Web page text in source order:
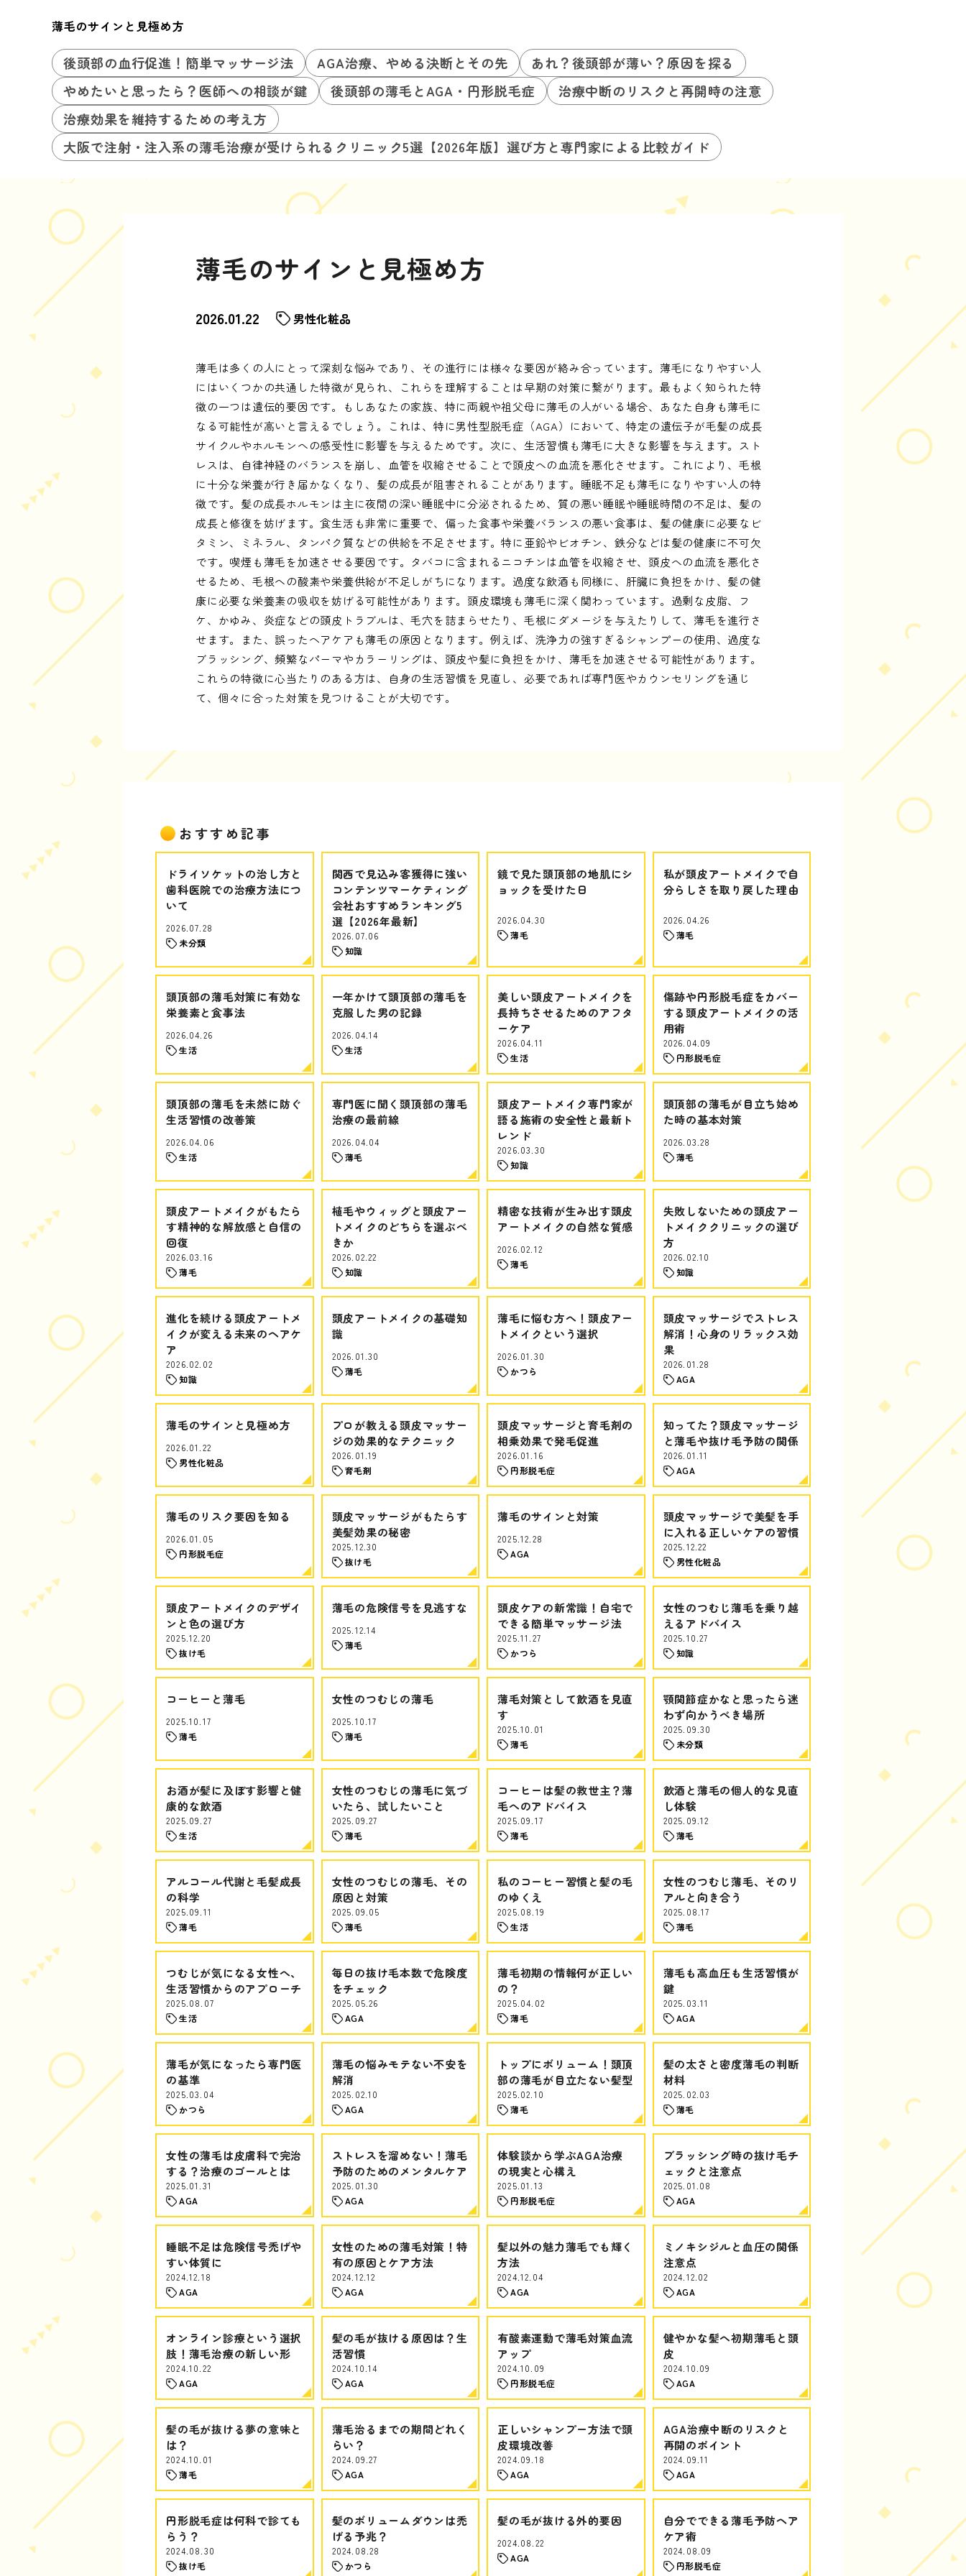
薄毛のサインと見極め方
後頭部の血行促進！簡単マッサージ法 AGA治療、やめる決断とその先
あれ？後頭部が薄い？原因を探る
やめたいと思ったら？医師への相談が鍵
後頭部の薄毛とAGA・円形脱毛症
治療中断のリスクと再開時の注意
治療効果を維持するための考え方
大阪で注射・注入系の薄毛治療が受けられるクリニック5選【2026年版】選び方と専門家による比較ガイド
薄毛のサインと見極め方
2026.01.22 男性化粧品
薄毛は多くの人にとって深刻な悩みであり、その進行には様々な要因が絡み合っています。薄毛になりやすい人
にはいくつかの共通した特徴が見られ、これらを理解することは早期の対策に繋がります。最もよく知られた特
徴の一つは遺伝的要因です。もしあなたの家族、特に両親や祖父母に薄毛の人がいる場合、あなた自身も薄毛に
なる可能性が高いと言えるでしょう。これは、特に男性型脱毛症（AGA）において、特定の遺伝子が毛髪の成長
サイクルやホルモンへの感受性に影響を与えるためです。次に、生活習慣も薄毛に大きな影響を与えます。スト
レスは、自律神経のバランスを崩し、血管を収縮させることで頭皮への血流を悪化させます。これにより、毛根
に十分な栄養が行き届かなくなり、髪の成長が阻害されることがあります。睡眠不足も薄毛になりやすい人の特
徴です。髪の成長ホルモンは主に夜間の深い睡眠中に分泌されるため、質の悪い睡眠や睡眠時間の不足は、髪の
成長と修復を妨げます。食生活も非常に重要で、偏った食事や栄養バランスの悪い食事は、髪の健康に必要なビ
タミン、ミネラル、タンパク質などの供給を不足させます。特に亜鉛やビオチン、鉄分などは髪の健康に不可欠
です。喫煙も薄毛を加速させる要因です。タバコに含まれるニコチンは血管を収縮させ、頭皮への血流を悪化さ
せるため、毛根への酸素や栄養供給が不足しがちになります。過度な飲酒も同様に、肝臓に負担をかけ、髪の健
康に必要な栄養素の吸収を妨げる可能性があります。頭皮環境も薄毛に深く関わっています。過剰な皮脂、フ
ケ、かゆみ、炎症などの頭皮トラブルは、毛穴を詰まらせたり、毛根にダメージを与えたりして、薄毛を進行さ
せます。また、誤ったヘアケアも薄毛の原因となります。例えば、洗浄力の強すぎるシャンプーの使用、過度な
ブラッシング、頻繁なパーマやカラーリングは、頭皮や髪に負担をかけ、薄毛を加速させる可能性があります。
これらの特徴に心当たりのある方は、自身の生活習慣を見直し、必要であれば専門医やカウンセリングを通じ
て、個々に合った対策を見つけることが大切です。
おすすめ記事
ドライソケットの治し方と
歯科医院での治療方法につ
いて
2026.07.28
未分類
関西で見込み客獲得に強い
コンテンツマーケティング
会社おすすめランキング5
選【2026年最新】
2026.07.06
知識
鏡で見た頭頂部の地肌にシ
ョックを受けた日
2026.04.30
薄毛
私が頭皮アートメイクで自
分らしさを取り戻した理由
2026.04.26
薄毛
頭頂部の薄毛対策に有効な
栄養素と食事法
2026.04.26
生活
一年かけて頭頂部の薄毛を
克服した男の記録
2026.04.14
生活
美しい頭皮アートメイクを
長持ちさせるためのアフタ
ーケア
2026.04.11
生活
傷跡や円形脱毛症をカバー
する頭皮アートメイクの活
用術
2026.04.09
円形脱毛症
頭頂部の薄毛を未然に防ぐ
生活習慣の改善策
2026.04.06
生活
専門医に聞く頭頂部の薄毛
治療の最前線
2026.04.04
薄毛
頭皮アートメイク専門家が
語る施術の安全性と最新ト
レンド
2026.03.30
知識
頭頂部の薄毛が目立ち始め
た時の基本対策
2026.03.28
薄毛
頭皮アートメイクがもたら
す精神的な解放感と自信の
回復
2026.03.16
薄毛
植毛やウィッグと頭皮アー
トメイクのどちらを選ぶべ
きか
2026.02.22
知識
精密な技術が生み出す頭皮
アートメイクの自然な質感
2026.02.12
薄毛
失敗しないための頭皮アー
トメイククリニックの選び
方
2026.02.10
知識
進化を続ける頭皮アートメ
イクが変える未来のヘアケ
ア
2026.02.02
知識
頭皮アートメイクの基礎知
識
2026.01.30
薄毛
薄毛に悩む方へ！頭皮アー
トメイクという選択
2026.01.30
かつら
頭皮マッサージでストレス
解消！心身のリラックス効
果
2026.01.28
AGA
薄毛のサインと見極め方
2026.01.22
男性化粧品
プロが教える頭皮マッサー
ジの効果的なテクニック
2026.01.19
育毛剤
頭皮マッサージと育毛剤の
相乗効果で発毛促進
2026.01.16
円形脱毛症
知ってた？頭皮マッサージ
と薄毛や抜け毛予防の関係
2026.01.11
AGA
薄毛のリスク要因を知る
2026.01.05
円形脱毛症
頭皮マッサージがもたらす
美髪効果の秘密
2025.12.30
抜け毛
薄毛のサインと対策
2025.12.28
AGA
頭皮マッサージで美髪を手
に入れる正しいケアの習慣
2025.12.22
男性化粧品
頭皮アートメイクのデザイ
ンと色の選び方
2025.12.20
抜け毛
薄毛の危険信号を見逃すな
2025.12.14
薄毛
頭皮ケアの新常識！自宅で
できる簡単マッサージ法
2025.11.27
かつら
女性のつむじ薄毛を乗り越
えるアドバイス
2025.10.27
知識
コーヒーと薄毛
2025.10.17
薄毛
女性のつむじの薄毛
2025.10.17
薄毛
薄毛対策として飲酒を見直
す
2025.10.01
薄毛
顎関節症かなと思ったら迷
わず向かうべき場所
2025.09.30
未分類
お酒が髪に及ぼす影響と健
康的な飲酒
2025.09.27
生活
女性のつむじの薄毛に気づ
いたら、試したいこと
2025.09.27
薄毛
コーヒーは髪の救世主？薄
毛へのアドバイス
2025.09.17
薄毛
飲酒と薄毛の個人的な見直
し体験
2025.09.12
薄毛
アルコール代謝と毛髪成長
の科学
2025.09.11
薄毛
女性のつむじの薄毛、その
原因と対策
2025.09.05
薄毛
私のコーヒー習慣と髪の毛
のゆくえ
2025.08.19
生活
女性のつむじ薄毛、そのリ
アルと向き合う
2025.08.17
薄毛
つむじが気になる女性へ、
生活習慣からのアプローチ
2025.08.07
生活
毎日の抜け毛本数で危険度
をチェック
2025.05.26
AGA
薄毛初期の情報何が正しい
の？
2025.04.02
薄毛
薄毛も高血圧も生活習慣が
鍵
2025.03.11
AGA
薄毛が気になったら専門医
の基準
2025.03.04
かつら
薄毛の悩みモテない不安を
解消
2025.02.10
AGA
トップにボリューム！頭頂
部の薄毛が目立たない髪型
2025.02.10
薄毛
髪の太さと密度薄毛の判断
材料
2025.02.03
薄毛
女性の薄毛は皮膚科で完治
する？治療のゴールとは
2025.01.31
AGA
ストレスを溜めない！薄毛
予防のためのメンタルケア
2025.01.30
AGA
体験談から学ぶAGA治療
の現実と心構え
2025.01.13
円形脱毛症
ブラッシング時の抜け毛チ
ェックと注意点
2025.01.08
AGA
睡眠不足は危険信号禿げや
すい体質に
2024.12.18
AGA
女性のための薄毛対策！特
有の原因とケア方法
2024.12.12
AGA
髪以外の魅力薄毛でも輝く
方法
2024.12.04
AGA
ミノキシジルと血圧の関係
注意点
2024.12.02
AGA
オンライン診療という選択
肢！薄毛治療の新しい形
2024.10.22
AGA
髪の毛が抜ける原因は？生
活習慣
2024.10.14
AGA
有酸素運動で薄毛対策血流
アップ
2024.10.09
円形脱毛症
健やかな髪へ初期薄毛と頭
皮
2024.10.09
AGA
髪の毛が抜ける夢の意味と
は？
2024.10.01
薄毛
薄毛治るまでの期間どれく
らい？
2024.09.27
AGA
正しいシャンプー方法で頭
皮環境改善
2024.09.18
AGA
AGA治療中断のリスクと
再開のポイント
2024.09.11
AGA
円形脱毛症は何科で診ても
らう？
2024.08.30
抜け毛
髪のボリュームダウンは禿
げる予兆？
2024.08.28
かつら
髪の毛が抜ける外的要因
2024.08.22
AGA
自分でできる薄毛予防ヘア
ケア術
2024.08.09
円形脱毛症